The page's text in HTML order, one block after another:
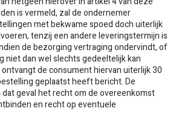
is vermeld, zal de ondernemer
met bekwame spoed doch uiterlijk
tenzij een andere leveringstermijn is
de bezorging vertraging ondervindt, of
niet dan wel slechts gedeeltelijk kan
de consument hiervan uiterlijk 30
geplaatst heeft bericht. De
geval het recht om de overeenkomst
en recht op eventuele